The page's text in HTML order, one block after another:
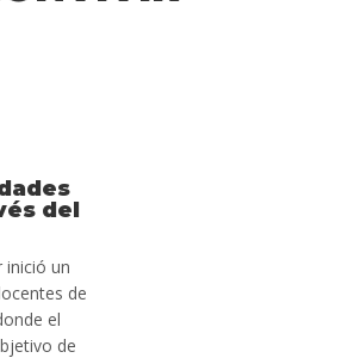
del
inició un
de
el
de